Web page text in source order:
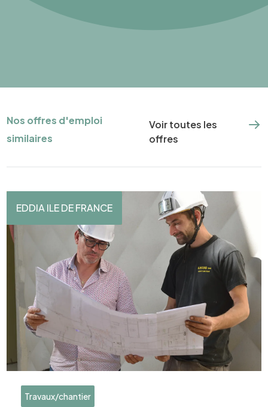
Nos offres d'emploi
similaires
Voir toutes les
offres
EDDIA ILE DE FRANCE
Travaux/chantier